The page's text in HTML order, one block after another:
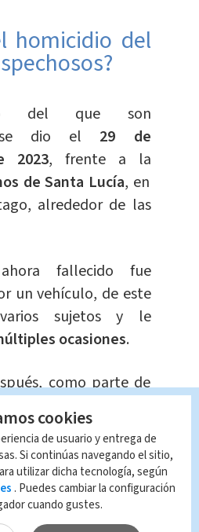
homicidio del
del que son
dio el 29 de
2023, frente a la
de Santa Lucía, en
alrededor de las
fallecido fue
un vehículo, de este
varios sujetos y le
ocasiones.
como parte de
se encontró el
apariencia se utilizó
delito, además, de
como la
sospechosos.
cookies
de usuario y entrega de
Si continúas navegando el sitio,
utilizar dicha tecnología, según
. Puedes cambiar la configuración
cuando gustes.